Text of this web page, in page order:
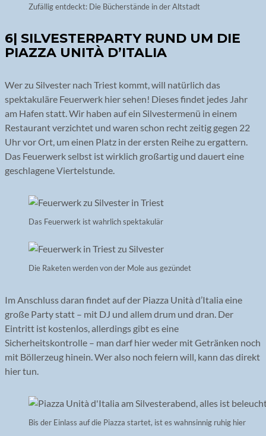
Zufällig entdeckt: Die Bücherstände in der Altstadt
6| SILVESTERPARTY RUND UM DIE
PIAZZA UNITÀ D’ITALIA
Wer zu Silvester nach Triest kommt, will natürlich das
spektakuläre Feuerwerk hier sehen! Dieses findet jedes Jahr
am Hafen statt. Wir haben auf ein Silvestermenü in einem
Restaurant verzichtet und waren schon recht zeitig gegen 22
Uhr vor Ort, um einen Platz in der ersten Reihe zu ergattern.
Das Feuerwerk selbst ist wirklich großartig und dauert eine
geschlagene Viertelstunde.
Das Feuerwerk ist wahrlich spektakulär
Die Raketen werden von der Mole aus gezündet
Im Anschluss daran findet auf der Piazza Unità d’Italia eine
große Party statt – mit DJ und allem drum und dran. Der
Eintritt ist kostenlos, allerdings gibt es eine
Sicherheitskontrolle – man darf hier weder mit Getränken noch
mit Böllerzeug hinein. Wer also noch feiern will, kann das direkt
hier tun.
Bis der Einlass auf die Piazza startet, ist es wahnsinnig ruhig hier